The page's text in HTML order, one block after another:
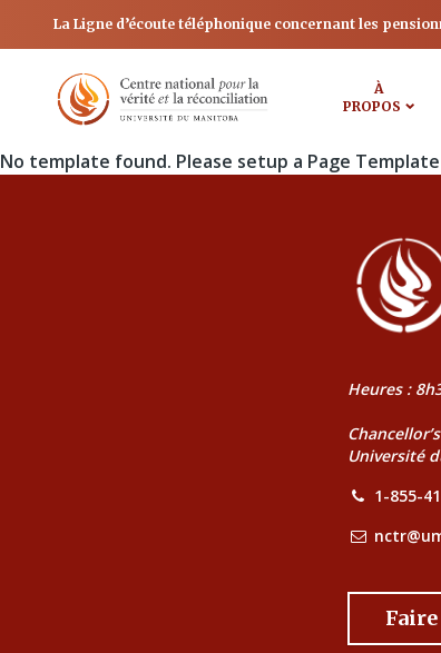
La Ligne d’écoute téléphonique concernant les
À
PROPOS
No template found. Please setup a Page
Heures :
Université
1-855-